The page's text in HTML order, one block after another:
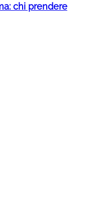
chi prendere